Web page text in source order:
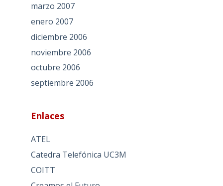
marzo 2007
enero 2007
diciembre 2006
noviembre 2006
octubre 2006
septiembre 2006
Enlaces
ATEL
Catedra Telefónica UC3M
COITT